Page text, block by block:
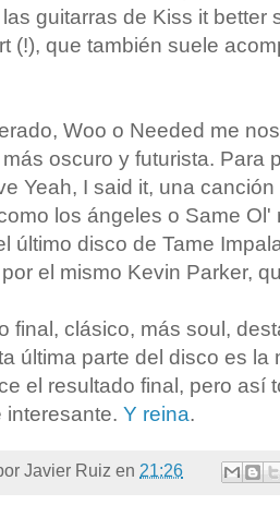
guitarras de Kiss it
(!), que también suele
Woo o Needed me
oscuro y futurista. Para
Yeah, I said it, una
los ángeles o Same
último disco de Tame
el mismo Kevin Parker,
final, clásico, más soul,
última parte del disco es la
el resultado final, pero así
interesante. Y reina.
Javier Ruiz en 21:26